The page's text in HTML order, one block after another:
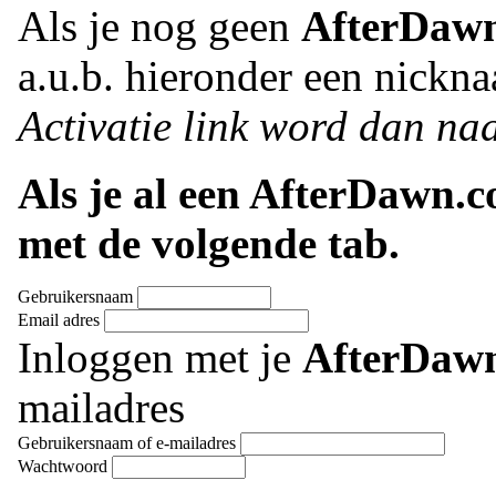
Als je nog geen
a.u.b. hieronder een
Activatie link word dan
Als je al een
met de volgende tab.
Gebruikersnaam
Email adres
Inloggen met je
mailadres
Gebruikersnaam of e-mailadres
Wachtwoord